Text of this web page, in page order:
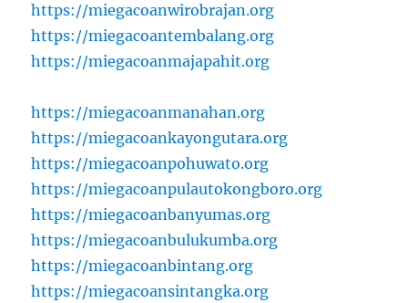
https://miegacoanwirobrajan.org
https://miegacoantembalang.org
https://miegacoanmajapahit.org
https://miegacoanmanahan.org
https://miegacoankayongutara.org
https://miegacoanpohuwato.org
https://miegacoanpulautokongboro.org
https://miegacoanbanyumas.org
https://miegacoanbulukumba.org
https://miegacoanbintang.org
https://miegacoansintangka.org